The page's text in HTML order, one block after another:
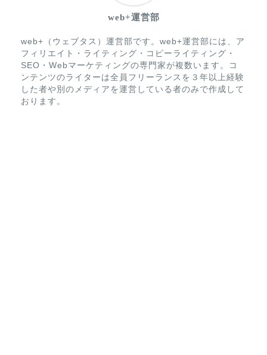
web+運営部
web+（ウェブタス）運営部です。web+運営部には、ア
フィリエイト・ライティング・コピーライティング・
SEO・Webマーケティングの専門家が複数います。コ
ンテンツのライターは全員フリーランスを３年以上経験
した者や別のメディアを運営している者のみで作成して
おります。